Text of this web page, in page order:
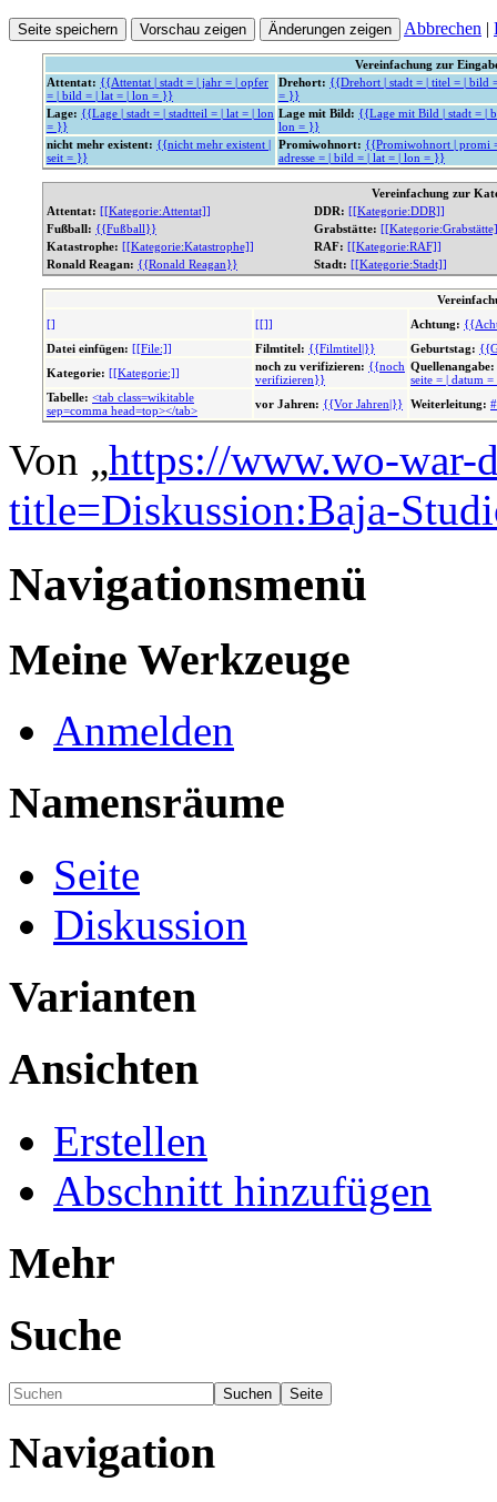
Abbrechen |
Vereinfachung zur
Attentat: {{Attentat | stadt = | jahr = | opfer
= | bild = | lat = | lon = }}
Drehort: {{Drehort | stadt = | titel = | bild
= }}
Lage: {{Lage | stadt = | stadtteil = | lat = | lon
= }}
Lage mit Bild: {{Lage mit Bild | stadt = |
lon = }}
nicht mehr existent: {{nicht mehr existent |
seit = }}
Promiwohnort: {{Promiwohnort | promi
adresse = | bild = | lat = | lon = }}
Vereinfachung zur
Attentat: [[Kategorie:Attentat]] DDR: [[Kategorie:DDR]]
Fußball: {{Fußball}} Grabstätte:
Katastrophe: [[Kategorie:Katastrophe]] RAF: [[Kategorie:RAF]]
Ronald Reagan: {{Ronald Reagan}} Stadt: [[Kategorie:Stadt]]
[]
[[]] Achtung:
Datei einfügen: [[File:]] Filmtitel: {{Filmtitel|}} Geburtstag:
Kategorie: [[Kategorie:]] noch zu verifizieren: {{noch
verifizieren}}
Quellenangabe:
seite = | datum
Tabelle: <tab class=wikitable
sep=comma head=top></tab>
vor Jahren: {{Vor Jahren|}} Weiterleitung:
Von „https://www.wo-war-
title=Diskussion:Baja-
Navigationsmenü
Meine Werkzeuge
Anmelden
Namensräume
Seite
Diskussion
Varianten
Ansichten
Erstellen
Abschnitt hinzufügen
Mehr
Suche
Navigation